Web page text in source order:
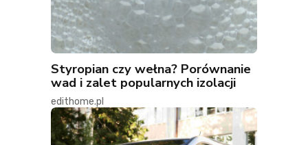
Styropian czy wełna? Porównanie
wad i zalet popularnych izolacji
edithome.pl